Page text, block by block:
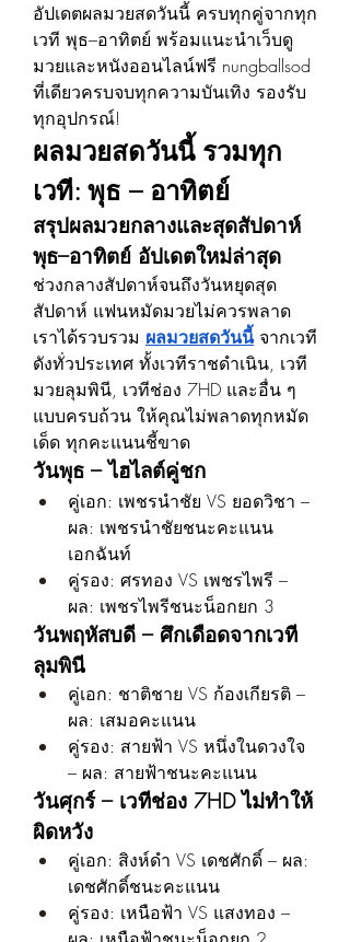
อัปเดตผลมวยสดวันนี้ ครบทุกคู่จากทุก
เวที พุธ–อาทิตย์ พร้อมแนะนำเว็บดู
มวยและหนังออนไลน์ฟรี nungballsod
ที่เดียวครบจบทุกความบันเทิง รองรับ
ทุกอุปกรณ์!
ผลมวยสดวันนี้ รวมทุก
เวที: พุธ – อาทิตย์
สรุปผลมวยกลางและสุดสัปดาห์
พุธ–อาทิตย์ อัปเดตใหม่ล่าสุด
ช่วงกลางสัปดาห์จนถึงวันหยุดสุด
สัปดาห์ แฟนหมัดมวยไม่ควรพลาด
เราได้รวบรวม ผลมวยสดวันนี้ จากเวที
ดังทั่วประเทศ ทั้งเวทีราชดำเนิน, เวที
มวยลุมพินี, เวทีช่อง 7HD และอื่น ๆ
แบบครบถ้วน ให้คุณไม่พลาดทุกหมัด
เด็ด ทุกคะแนนชี้ขาด
วันพุธ – ไฮไลต์คู่ชก
คู่เอก: เพชรนำชัย VS ยอดวิชา –
ผล: เพชรนำชัยชนะคะแนน
เอกฉันท์
คู่รอง: ศรทอง VS เพชรไพรี –
ผล: เพชรไพรีชนะน็อกยก 3
วันพฤหัสบดี – ศึกเดือดจากเวที
ลุมพินี
คู่เอก: ชาติชาย VS ก้องเกียรติ –
ผล: เสมอคะแนน
คู่รอง: สายฟ้า VS หนึ่งในดวงใจ
– ผล: สายฟ้าชนะคะแนน
วันศุกร์ – เวทีช่อง 7HD ไม่ทำให้
ผิดหวัง
คู่เอก: สิงห์ดำ VS เดชศักดิ์ – ผล:
เดชศักดิ์ชนะคะแนน
คู่รอง: เหนือฟ้า VS แสงทอง –